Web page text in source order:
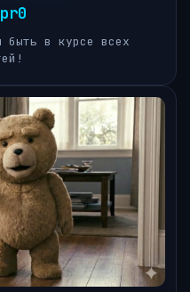
быть в курсе всех